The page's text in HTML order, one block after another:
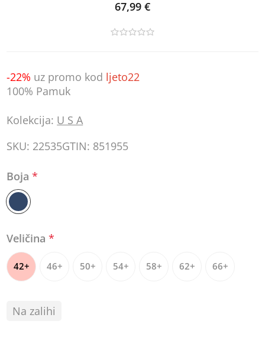
67,99 €
-22% uz promo kod ljeto22
100% Pamuk
Kolekcija: U S A
SKU: 22535GTIN: 851955
Boja*
Veličina*
42+ 46+ 50+ 54+ 58+ 62+ 66+
Na zalihi